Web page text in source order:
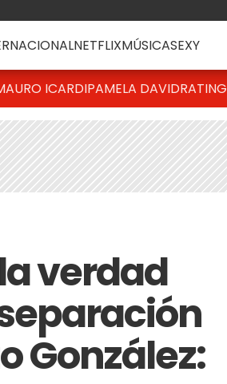
NETFLIXMÚSICASEXY
ICARDIPAMELA DAVIDRATING
verdad
González: